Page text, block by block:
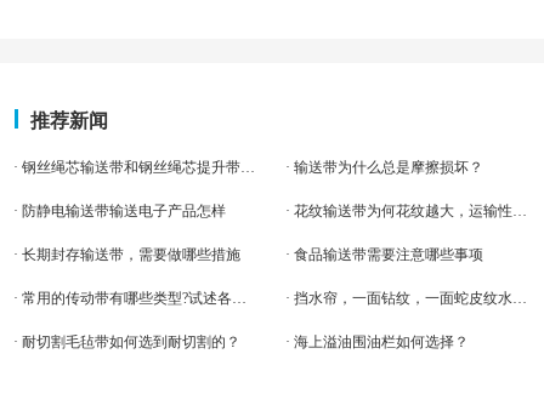
推荐新闻
· 输送带为什么总是摩擦损坏？
· 防静电输送带输送电子产品怎样
· 长期封存输送带，需要做哪些措施 · 食品输送带需要注意哪些事项
· 耐切割毛毡带如何选到耐切割的？ · 海上溢油围油栏如何选择？